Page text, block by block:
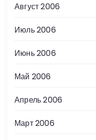
Август 2006
Июль 2006
Июнь 2006
Май 2006
Апрель 2006
Март 2006